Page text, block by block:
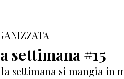
settimana #15
settimana si mangia in